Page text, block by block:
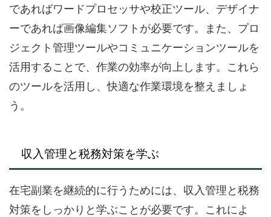
であればワードプロセッサや校正ツール、デザイナ
ーであれば画像編集ソフトが必要です。また、プロ
ジェクト管理ツールやコミュニケーションツールを
活用することで、作業の効率が向上します。これら
のツールを活用し、快適な作業環境を整えましょ
う。
収入管理と税務対策を学ぶ
在宅副業を継続的に行うためには、収入管理と税務
対策をしっかりと学ぶことが必要です。これによ